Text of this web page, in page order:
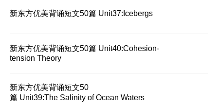
新东方优美背诵短文50篇 Unit37:Icebergs
新东方优美背诵短文50篇 Unit40:Cohesion-
tension Theory
新东方优美背诵短文50
篇 Unit39:The Salinity of Ocean Waters